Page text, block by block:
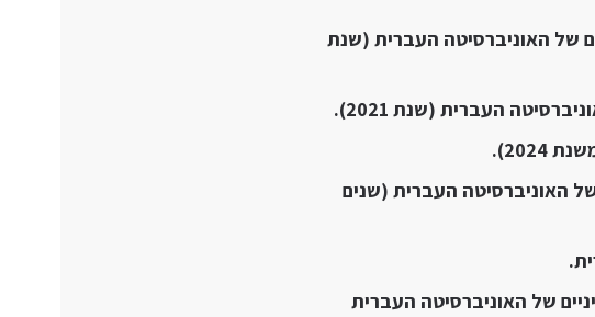
של האוניברסיטה העברית (שנת
העברית (שנת 2021).
האוניברסיטה העברית (שנים
של האוניברסיטה העברית